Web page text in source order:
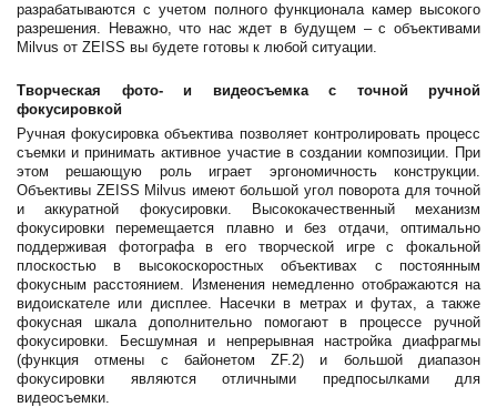
разрабатываются с учетом полного функционала камер высокого
разрешения. Неважно, что нас ждет в будущем – с объективами
Milvus от ZEISS вы будете готовы к любой ситуации.
Творческая фото- и видеосъемка с точной ручной
фокусировкой
Ручная фокусировка объектива позволяет контролировать процесс
съемки и принимать активное участие в создании композиции. При
этом решающую роль играет эргономичность конструкции.
Объективы ZEISS Milvus имеют большой угол поворота для точной
и аккуратной фокусировки. Высококачественный механизм
фокусировки перемещается плавно и без отдачи, оптимально
поддерживая фотографа в его творческой игре с фокальной
плоскостью в высокоскоростных объективах с постоянным
фокусным расстоянием. Изменения немедленно отображаются на
видоискателе или дисплее. Насечки в метрах и футах, а также
фокусная шкала дополнительно помогают в процессе ручной
фокусировки. Бесшумная и непрерывная настройка диафрагмы
(функция отмены с байонетом ZF.2) и большой диапазон
фокусировки являются отличными предпосылками для
видеосъемки.